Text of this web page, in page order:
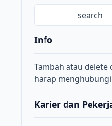
Info
Tambah atau delete
harap menghubungi:
Karier dan